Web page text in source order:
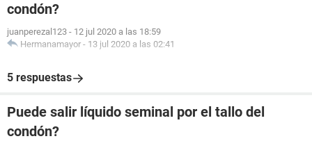
condón?
juanperezal123 - 12 jul 2020 a las 18:59
Hermanamayor - 13 jul 2020 a las 02:41
5 respuestas
Puede salir líquido seminal por el tallo del
condón?